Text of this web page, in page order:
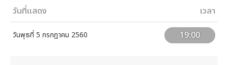
วันที่แสดง
เวลา
วันพุธที่ 5 กรกฎาคม 2560 19:00